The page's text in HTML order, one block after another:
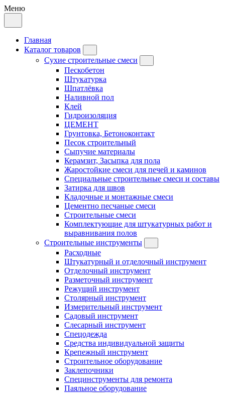
Меню
Главная
Каталог товаров
Сухие строительные смеси
Пескобетон
Штукатурка
Шпатлёвка
Наливной пол
Клей
Гидроизоляция
ЦЕМЕНТ
Грунтовка, Бетоноконтакт
Песок строительный
Сыпучие материалы
Керамзит, Засыпка для пола
Жаростойкие смеси для печей и каминов
Специальные строительные смеси и составы
Затирка для швов
Кладочные и монтажные смеси
Цементно песчаные смеси
Строительные смеси
Комплектующие для штукатурных работ и
выравнивания полов
Строительные инструменты
Расходные
Штукатурный и отделочный инструмент
Отделочный инструмент
Разметочный инструмент
Режущий инструмент
Столярный инструмент
Измерительный инструмент
Садовый инструмент
Слесарный инструмент
Спецодежда
Средства индивидуальной защиты
Крепежный инструмент
Строительное оборудование
Заклепочники
Специнструменты для ремонта
Паяльное оборудование